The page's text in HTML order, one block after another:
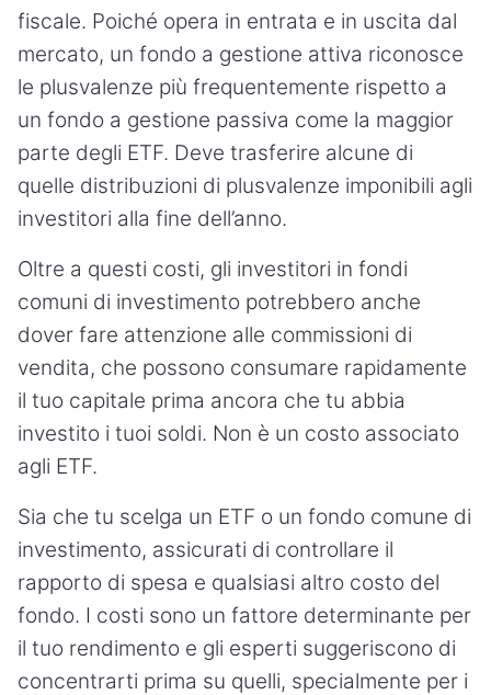
fiscale. Poiché opera in entrata e in uscita dal
mercato, un fondo a gestione attiva riconosce
le plusvalenze più frequentemente rispetto a
un fondo a gestione passiva come la maggior
parte degli ETF. Deve trasferire alcune di
quelle distribuzioni di plusvalenze imponibili agli
investitori alla fine dell’anno.
Oltre a questi costi, gli investitori in fondi
comuni di investimento potrebbero anche
dover fare attenzione alle commissioni di
vendita, che possono consumare rapidamente
il tuo capitale prima ancora che tu abbia
investito i tuoi soldi. Non è un costo associato
agli ETF.
Sia che tu scelga un ETF o un fondo comune di
investimento, assicurati di controllare il
rapporto di spesa e qualsiasi altro costo del
fondo. I costi sono un fattore determinante per
il tuo rendimento e gli esperti suggeriscono di
concentrarti prima su quelli, specialmente per i